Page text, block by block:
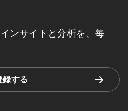
ンサイトと分析を、毎
録する